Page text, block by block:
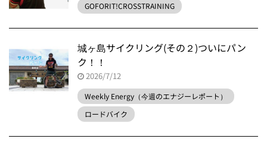
GOFORIT!CROSSTRAINING
城ヶ島サイクリング(その２)ついにパン
ク！！
2026/7/12
Weekly Energy（今週のエナジーレポート）
ロードバイク